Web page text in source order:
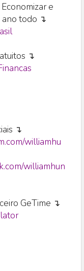
e
ano todo ↴
↴
↴
williamhu
williamhun
GeTime ↴